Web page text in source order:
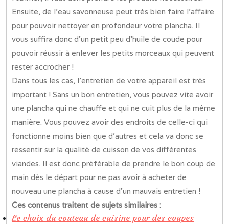
Ensuite, de l’eau savonneuse peut très bien faire l’affaire
pour pouvoir nettoyer en profondeur votre plancha. Il
vous suffira donc d’un petit peu d’huile de coude pour
pouvoir réussir à enlever les petits morceaux qui peuvent
rester accrocher !
Dans tous les cas, l’entretien de votre appareil est très
important ! Sans un bon entretien, vous pouvez vite avoir
une plancha qui ne chauffe et qui ne cuit plus de la même
manière. Vous pouvez avoir des endroits de celle-ci qui
fonctionne moins bien que d’autres et cela va donc se
ressentir sur la qualité de cuisson de vos différentes
viandes. Il est donc préférable de prendre le bon coup de
main dès le départ pour ne pas avoir à acheter de
nouveau une plancha à cause d’un mauvais entretien !
Ces contenus traitent de sujets similaires :
Le choix du couteau de cuisine pour des coupes